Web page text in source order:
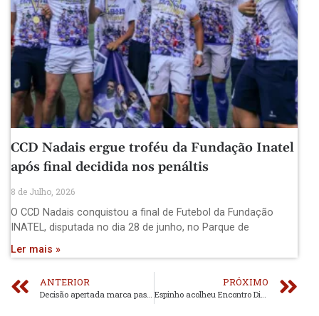
CCD Nadais ergue troféu da Fundação Inatel
após final decidida nos penáltis
8 de Julho, 2026
O CCD Nadais conquistou a final de Futebol da Fundação
INATEL, disputada no dia 28 de junho, no Parque de
Ler mais »
ANTERIOR PRÓXIMO